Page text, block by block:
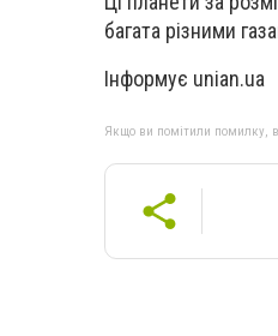
багата різними
Інформує unian.ua
Якщо ви помітили помилку,